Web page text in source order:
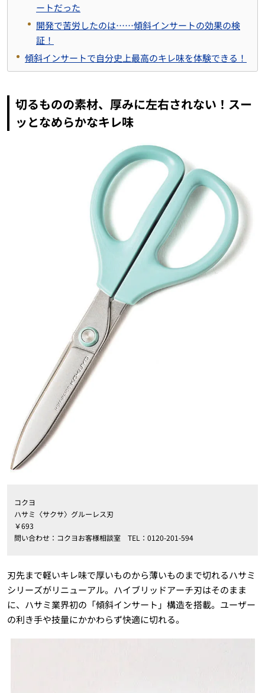
ートだった
開発で苦労したのは……傾斜インサートの効果の検
証！
傾斜インサートで自分史上最高のキレ味を体験できる！
切るものの素材、厚みに左右されない！スー
ッとなめらかなキレ味
コクヨ
ハサミ〈サクサ〉グルーレス刃
￥693
問い合わせ：コクヨお客様相談室 TEL：0120-201-594
刃先まで軽いキレ味で厚いものから薄いものまで切れるハサミ
シリーズがリニューアル。ハイブリッドアーチ刃はそのまま
に、ハサミ業界初の「傾斜インサート」構造を搭載。ユーザー
の利き手や技量にかかわらず快適に切れる。